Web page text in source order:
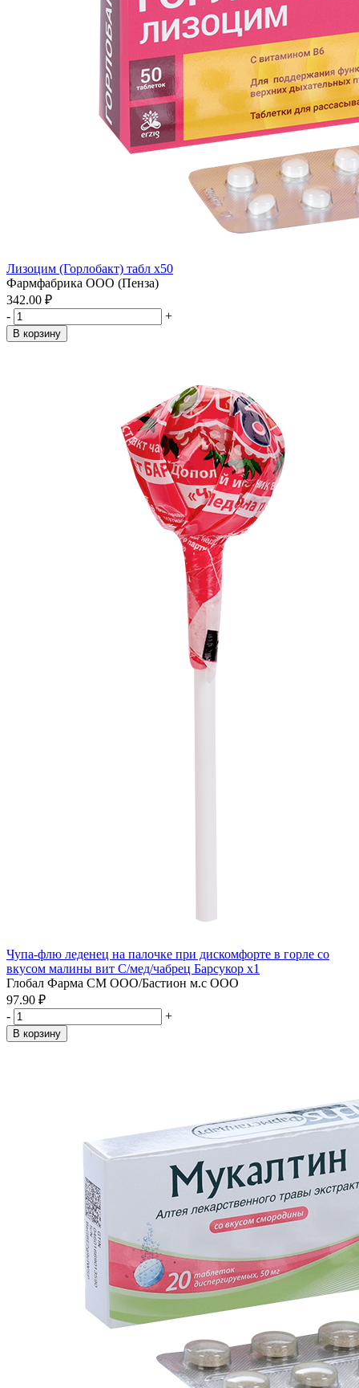
Лизоцим (Горлобакт) табл x50
Фармфабрика ООО (Пенза)
342.00 ₽
-
+
В корзину
Чупа-флю леденец на палочке при дискомфорте в горле со
вкусом малины вит С/мед/чабрец Барсукор x1
Глобал Фарма СМ ООО/Бастион м.с ООО
97.90 ₽
-
+
В корзину